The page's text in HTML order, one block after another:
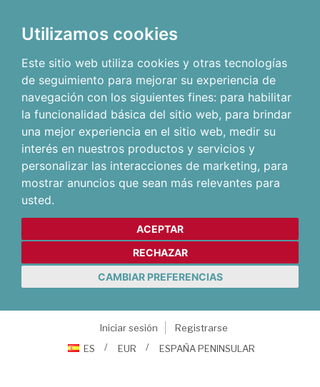
Utilizamos cookies
Este sitio web utiliza cookies y otras tecnologías
de seguimiento para mejorar su experiencia de
navegación con los siguientes fines: para habilitar
la funcionalidad básica del sitio web, para brindar
una mejor experiencia en el sitio web, medir su
interés en nuestros productos y servicios y
personalizar las interacciones de marketing, para
mostrar anuncios que sean más relevantes para
usted.
ACEPTAR
RECHAZAR
CAMBIAR PREFERENCIAS
Iniciar sesión
Registrarse
ES
EUR ESPAÑA PENINSULAR